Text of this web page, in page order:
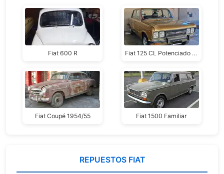
Fiat 600 R Fiat 125 CL Potenciado 1980
Fiat Coupé 1954/55 Fiat 1500 Familiar
REPUESTOS FIAT